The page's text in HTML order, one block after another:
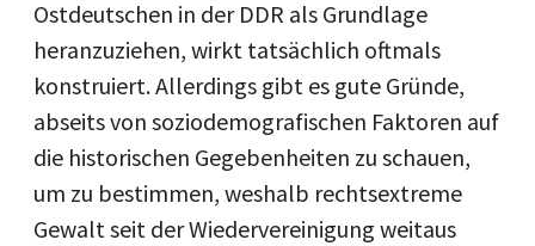
Ostdeutschen in der DDR als Grundlage
heranzuziehen, wirkt tatsächlich oftmals
konstruiert. Allerdings gibt es gute Gründe,
abseits von soziodemografischen Faktoren auf
die historischen Gegebenheiten zu schauen,
um zu bestimmen, weshalb rechtsextreme
Gewalt seit der Wiedervereinigung weitaus